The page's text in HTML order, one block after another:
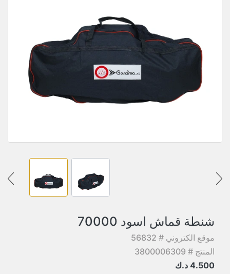
شنطة قماش اسود 70000
موقع الكتروني # 56832
المنتج # 3800006309
4.500 د.ك